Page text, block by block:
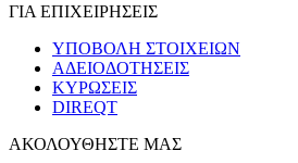
ΓΙΑ ΕΠΙΧΕΙΡΗΣΕΙΣ
ΥΠΟΒΟΛΗ ΣΤΟΙΧΕΙΩΝ
ΑΔΕΙΟΔΟΤΗΣΕΙΣ
ΚΥΡΩΣΕΙΣ
DIREQT
ΑΚΟΛΟΥΘΗΣΤΕ ΜΑΣ